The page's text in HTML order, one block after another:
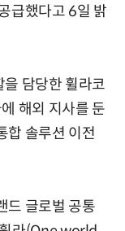
급했다고 6일 밝
담당한 휠라코
해외 지사를 둔
합 솔루션 이전
드 글로벌 공통